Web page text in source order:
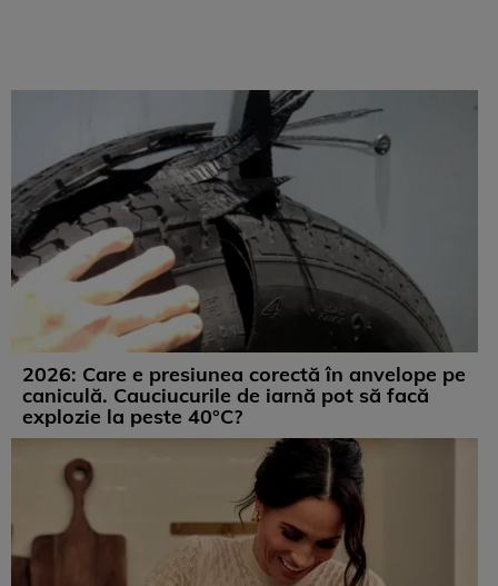
2026: Care e presiunea corectă în anvelope pe
caniculă. Cauciucurile de iarnă pot să facă
explozie la peste 40°C?